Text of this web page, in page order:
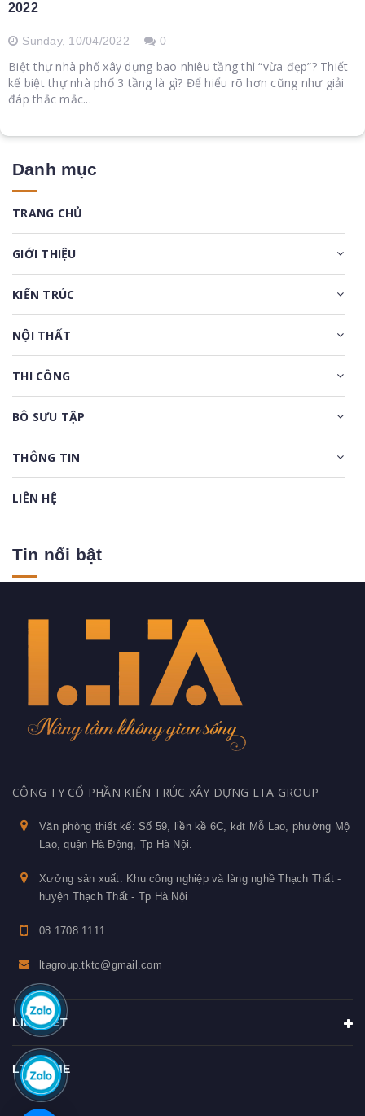
2022
Sunday, 10/04/2022 0
Biệt thự nhà phố xây dựng bao nhiêu tầng thì “vừa đẹp”? Thiết
kế biệt thự nhà phố 3 tầng là gì? Để hiểu rõ hơn cũng như giải
đáp thắc mắc...
Danh mục
TRANG CHỦ
GIỚI THIỆU
KIẾN TRÚC
NỘI THẤT
THI CÔNG
BÔ SƯU TẬP
THÔNG TIN
LIÊN HỆ
Tin nổi bật
CÔNG TY CỔ PHẦN KIẾN TRÚC XÂY DỰNG LTA GROUP
Văn phòng thiết kế: Số 59, liền kề 6C, kđt Mỗ Lao, phường Mộ
Lao, quận Hà Động, Tp Hà Nội.
Xưởng sản xuất: Khu công nghiệp và làng nghề Thạch Thất -
huyện Thạch Thất - Tp Hà Nội
08.1708.1111
ltagroup.tktc@gmail.com
LIÊN KẾT
LTAHOME